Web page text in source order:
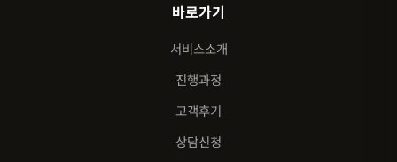
바로가기
서비스소개
진행과정
고객후기
상담신청